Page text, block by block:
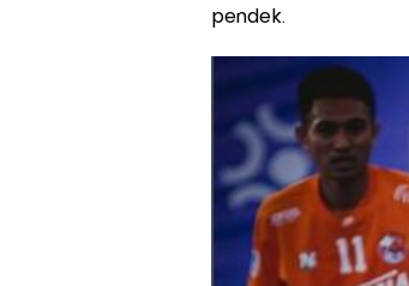
pendek.